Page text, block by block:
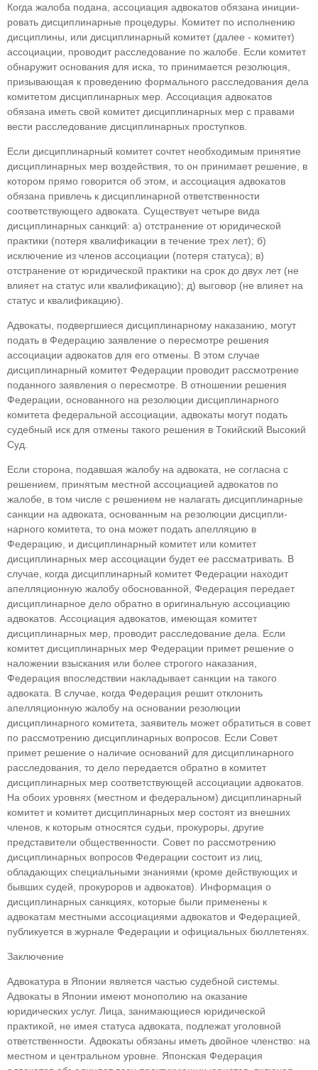
Когда жалоба подана, ассоциация адвокатов обязана иниции­
ровать дисциплинарные процедуры. Комитет по исполнению
дисциплины, или дисциплинарный комитет (далее - комитет)
ассоциации, проводит расследование по жалобе. Если комитет
обнару­жит основания для иска, то принимается резолю­ция,
призывающая к проведению формального расследования дела
комитетом дисциплинарных мер. Ассоциация адвокатов
обязана иметь свой комитет дисциплинарных мер с правами
вести расследование дисциплинарных проступков.
Если дисциплинарный комитет сочтет необ­ходимым принятие
дисциплинарных мер воздей­ствия, то он принимает решение, в
котором прямо говорится об этом, и ассоциация адвокатов
обяза­на привлечь к дисциплинарной ответственности
соответствующего адвоката. Существует четыре вида
дисциплинарных санкций: а) отстранение от юридической
практики (потеря квалификации в течение трех лет); б)
исключение из членов ассо­циации (потеря статуса); в)
отстранение от юри­дической практики на срок до двух лет (не
влияет на статус или квалификацию); д) выговор (не вли­яет на
статус и квалификацию).
Адвокаты, подвергшиеся дисциплинарному наказанию, могут
подать в Федерацию заявление о пересмотре решения
ассоциации адвокатов для его отмены. В этом случае
дисциплинарный комитет Федерации проводит рассмотрение
по­данного заявления о пересмотре. В отношении решения
Федерации, основанного на резолюции дисциплинарного
комитета федеральной ассоци­ации, адвокаты могут подать
судебный иск для от­мены такого решения в Токийский Высокий
Суд.
Если сторона, подавшая жалобу на адвоката, не согласна с
решением, принятым местной ассо­циацией адвокатов по
жалобе, в том числе с ре­шением не налагать дисциплинарные
санкции на адвоката, основанным на резолюции дисципли­
нарного комитета, то она может подать апелля­цию в
Федерацию, и дисциплинарный комитет или комитет
дисциплинарных мер ассоциации будет ее рассматривать. В
случае, когда дисципли­нарный комитет Федерации находит
апелляцион­ную жалобу обоснованной, Федерация передает
дисциплинарное дело обратно в оригинальную ассоциацию
адвокатов. Ассоциация адвокатов, имеющая комитет
дисциплинарных мер, прово­дит расследование дела. Если
комитет дисципли­нарных мер Федерации примет решение о
нало­жении взыскания или более строгого наказания,
Федерация впоследствии накладывает санкции на такого
адвоката. В случае, когда Федерация решит отклонить
апелляционную жалобу на основании резолюции
дисциплинарного комитета, заяви­тель может обратиться в совет
по рассмотрению дисциплинарных вопросов. Если Совет
примет решение о наличие оснований для дисциплинар­ного
расследования, то дело передается обратно в комитет
дисциплинарных мер соответствующей ассоциации адвокатов.
На обоих уровнях (мест­ном и федеральном) дисциплинарный
комитет и комитет дисциплинарных мер состоят из внеш­них
членов, к которым относятся судьи, прокуро­ры, другие
представители общественности. Совет по рассмотрению
дисциплинарных вопросов Фе­дерации состоит из лиц,
обладающих специаль­ными знаниями (кроме действующих и
бывших судей, прокуроров и адвокатов). Информация о
дисциплинарных санкциях, которые были при­менены к
адвокатам местными ассоциациями адвокатов и Федерацией,
публикуется в журнале Федерации и официальных бюллетенях.
Заключение
Адвокатура в Японии является частью судеб­ной системы.
Адвокаты в Японии имеют моно­полию на оказание
юридических услуг. Лица, за­нимающиеся юридической
практикой, не имея статуса адвоката, подлежат уголовной
ответствен­ности. Адвокаты обязаны иметь двойное член­ство: на
местном и центральном уровне. Японская Федерация